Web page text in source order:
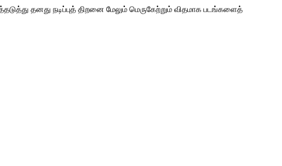
தனது நடிப்புத் திறனை மேலும் மெருகேற்றும் விதமாக படங்களைத்